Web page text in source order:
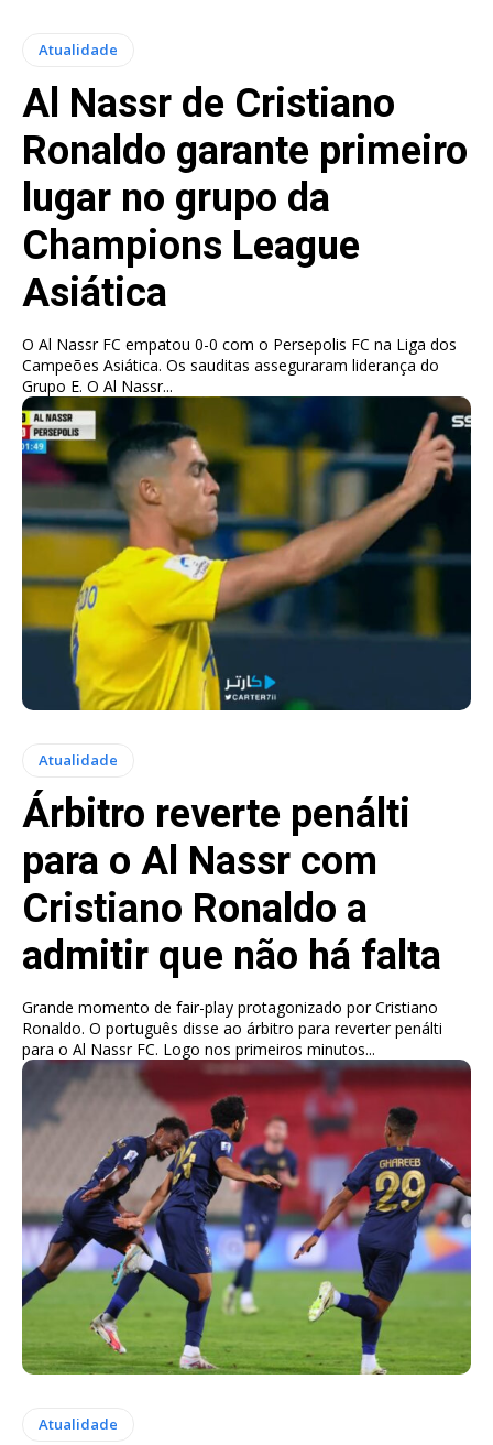
Atualidade
Al Nassr de Cristiano
Ronaldo garante primeiro
lugar no grupo da
Champions League
Asiática
O Al Nassr FC empatou 0-0 com o Persepolis FC na Liga dos
Campeões Asiática. Os sauditas asseguraram liderança do
Grupo E. O Al Nassr...
Atualidade
Árbitro reverte penálti
para o Al Nassr com
Cristiano Ronaldo a
admitir que não há falta
Grande momento de fair-play protagonizado por Cristiano
Ronaldo. O português disse ao árbitro para reverter penálti
para o Al Nassr FC. Logo nos primeiros minutos...
Atualidade